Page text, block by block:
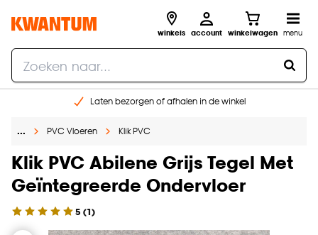
winkels account winkelwagen menu
Laten bezorgen of afhalen in de winkel
Gratis raam advies en inmeten aan huis
… PVC Vloeren Klik PVC
Klik PVC Abilene Grijs Tegel Met
Geïntegreerde Ondervloer
5 (1)